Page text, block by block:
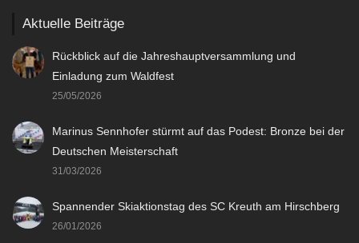
Aktuelle Beiträge
Rückblick auf die Jahreshauptversammlung und
Einladung zum Waldfest
25/05/2026
Marinus Sennhofer stürmt auf das Podest: Bronze bei der
Deutschen Meisterschaft
31/03/2026
Spannender Skiaktionstag des SC Kreuth am Hirschberg
26/01/2026